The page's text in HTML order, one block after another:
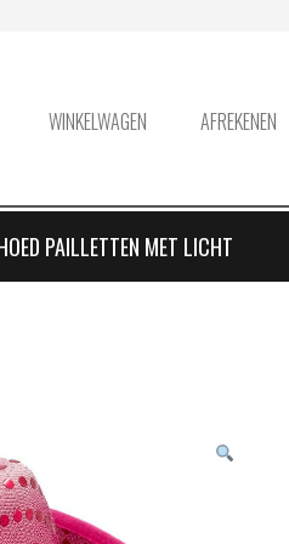
WINKELWAGEN AFREKENEN
PAILLETTEN MET LICHT